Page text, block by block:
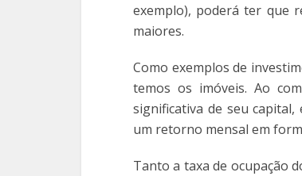
exemplo), poderá ter que
maiores.
Como exemplos de
temos os imóveis. Ao
significativa de seu
um retorno mensal em
Tanto a taxa de ocupação